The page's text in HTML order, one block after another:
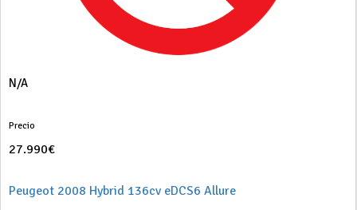
N/A
Precio
27.990€
Peugeot 2008 Hybrid 136cv eDCS6 Allure